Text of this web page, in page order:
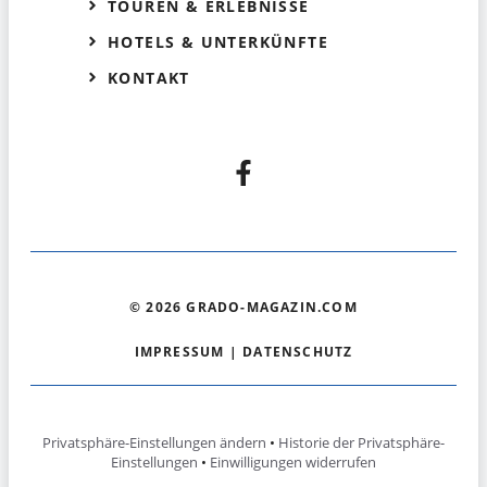
TOUREN & ERLEBNISSE
HOTELS & UNTERKÜNFTE
KONTAKT
© 2026 GRADO-MAGAZIN.COM
IMPRESSUM | DATENSCHUTZ
Privatsphäre-Einstellungen ändern • Historie der Privatsphäre-
Einstellungen • Einwilligungen widerrufen